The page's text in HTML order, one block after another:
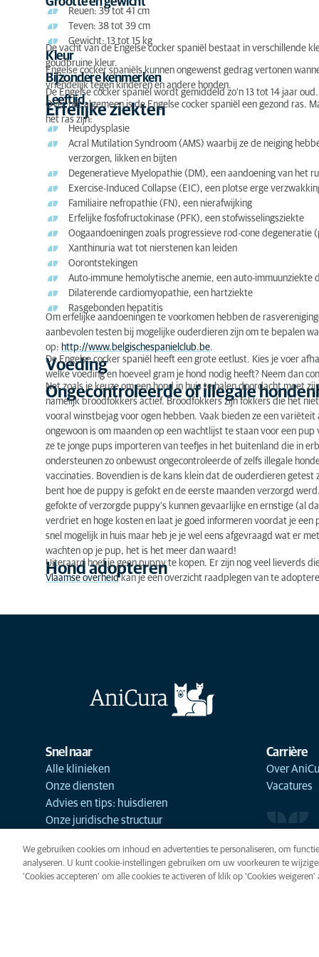
Voeding
Ongecontroleerde of illegale hondenhandel
Hond adopteren
Reuen: 39 tot 41 cm
Teven: 38 tot 39 cm
Gewicht: 13 tot 15 kg
Kleur
De vacht van de Engelse cocker spaniël bestaat in verschillende
goudbruine kleur.
Bijzondere kenmerken
Engelse cocker spaniëls kunnen ongewenst gedrag vertonen
vriendelijk tegen kinderen en andere honden.
Leeftijd
De Engelse cocker spaniël wordt gemiddeld zo’n 13 tot 14 jaar oud.
Erfelijke ziekten
Over het algemeen is de Engelse cocker spaniël een gezond ras.
het ras zijn:
Heupdysplasie
Acral Mutilation Syndroom (AMS) waarbij ze de neiging
verzorgen, likken en bijten
Degeneratieve Myelopathie (DM), een aandoening van het
Exercise-Induced Collapse (EIC), een plotse erge
Familiaire nefropathie (FN), een nierafwijking
Erfelijke fosfofructokinase (PFK), een stofwisselingsziekte
Oogaandoeningen zoals progressieve rod-cone
Xanthinuria wat tot nierstenen kan leiden
Oorontstekingen
Auto-immune hemolytische anemie, een auto-immuunziekte
Dilaterende cardiomyopathie, een hartziekte
Rasgebonden hepatitis
Om erfelijke aandoeningen te voorkomen hebben de
aanbevolen testen bij mogelijke ouderdieren zijn om te bepalen
op: http://www.belgischespanielclub.be.
Voeding
De Engelse cocker spaniël heeft een grote eetlust. Kies je voer
welke voeding en hoeveel gram je hond nodig heeft? Neem dan
Ongecontroleerde of illegale
Net zoals je keuze om een hond in huis te halen doordacht moet
namelijk broodfokkers actief. Broodfokkers zijn fokkers die het
vooral winstbejag voor ogen hebben. Vaak bieden ze een
ongewoon is om maanden op een wachtlijst te staan voor een
ze te jonge pups importeren van teefjes in het buitenland die in
ondersteunen zo onbewust ongecontroleerde of zelfs illegale
vaccinaties. Bovendien is de kans klein dat de ouderdieren
bent hoe de puppy is gefokt en de eerste maanden verzorgd
gefokte of verzorgde puppy’s kunnen gevaarlijke en ernstige (al
verdriet en hoge kosten en laat je goed informeren voordat je
snel mogelijk in huis maar heb je je wel eens afgevraagd wat er
wachten op je pup, het is het meer dan waard!
Hond adopteren
Uiteraard hoef je geen puppy te kopen. Er zijn nog veel lieverds
Vlaamse overheidkan je een overzicht raadplegen van te
Snel naar
Alle klinieken
Onze diensten
Advies en tips: huisdieren
Onze juridische structuur
Carrière
Over
Vacatures
We gebruiken cookies om inhoud en advertenties te personaliseren, om
analyseren. U kunt cookie-instellingen gebruiken om uw voorkeuren te
'Cookies accepteren' om alle cookies te activeren of klik op 'Cookies weigeren'